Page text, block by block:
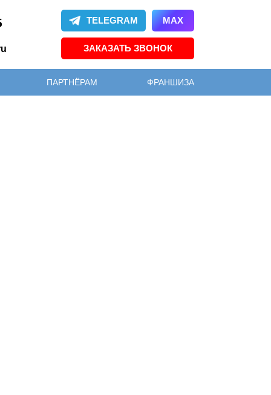
TELEGRAM MAX
ЗАКАЗАТЬ ЗВОНОК
ПАРТНЁРАМ ФРАНШИЗА